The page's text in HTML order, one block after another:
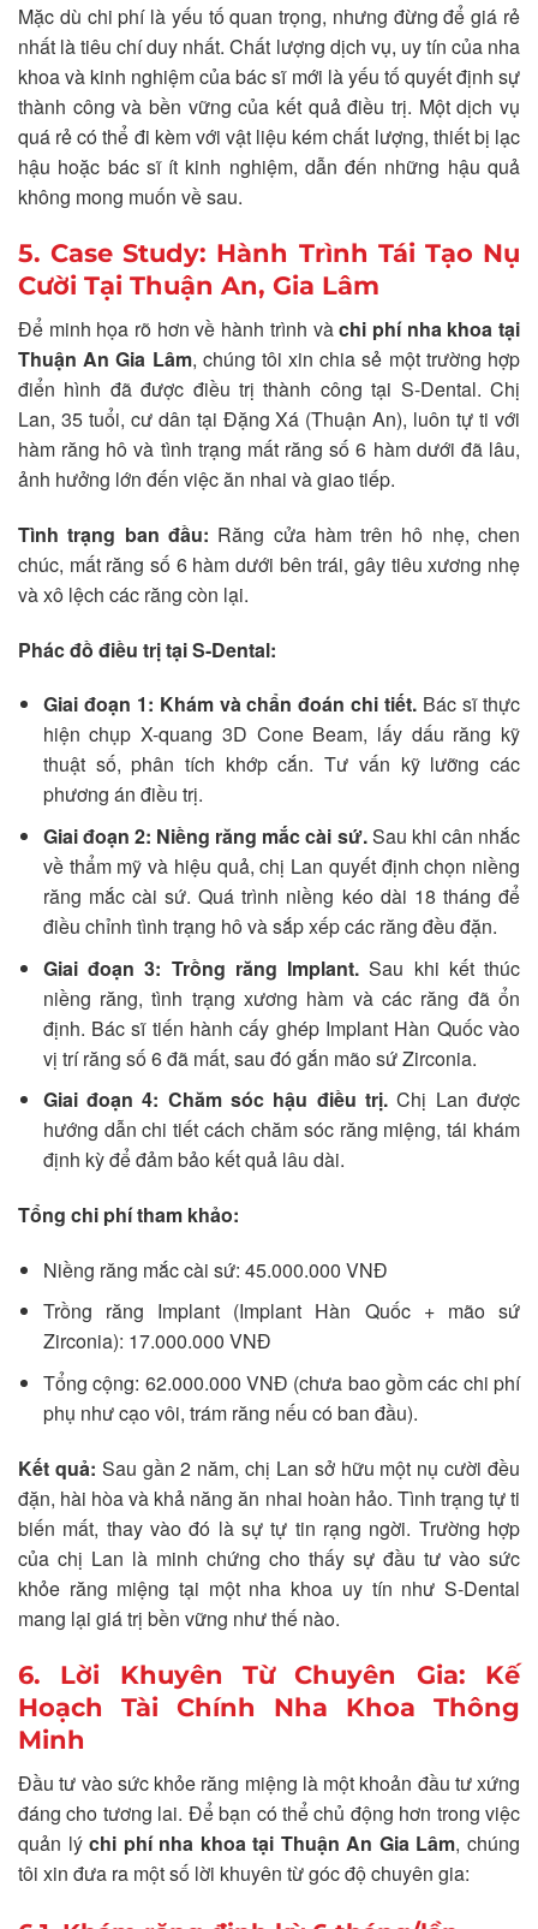
Mặc dù chi phí là yếu tố quan trọng, nhưng đừng để giá rẻ
nhất là tiêu chí duy nhất. Chất lượng dịch vụ, uy tín của nha
khoa và kinh nghiệm của bác sĩ mới là yếu tố quyết định sự
thành công và bền vững của kết quả điều trị. Một dịch vụ
quá rẻ có thể đi kèm với vật liệu kém chất lượng, thiết bị lạc
hậu hoặc bác sĩ ít kinh nghiệm, dẫn đến những hậu quả
không mong muốn về sau.
5. Case Study: Hành Trình Tái Tạo Nụ
Cười Tại Thuận An, Gia Lâm
Để minh họa rõ hơn về hành trình vàchi phí nha khoa tại
Thuận An Gia Lâm, chúng tôi xin chia sẻ một trường hợp
điển hình đã được điều trị thành công tại S-Dental. Chị
Lan, 35 tuổi, cư dân tại Đặng Xá (Thuận An), luôn tự ti với
hàm răng hô và tình trạng mất răng số 6 hàm dưới đã lâu,
ảnh hưởng lớn đến việc ăn nhai và giao tiếp.
Tình trạng ban đầu: Răng cửa hàm trên hô nhẹ, chen
chúc, mất răng số 6 hàm dưới bên trái, gây tiêu xương nhẹ
và xô lệch các răng còn lại.
Phác đồ điều trị tại S-Dental:
Giai đoạn 1: Khám và chẩn đoán chi tiết. Bác sĩ thực
hiện chụp X-quang 3D Cone Beam, lấy dấu răng kỹ
thuật số, phân tích khớp cắn. Tư vấn kỹ lưỡng các
phương án điều trị.
Giai đoạn 2: Niềng răng mắc cài sứ.Sau khi cân nhắc
về thẩm mỹ và hiệu quả, chị Lan quyết định chọn niềng
răng mắc cài sứ. Quá trình niềng kéo dài 18 tháng để
điều chỉnh tình trạng hô và sắp xếp các răng đều đặn.
Giai đoạn 3: Trồng răng Implant. Sau khi kết thúc
niềng răng, tình trạng xương hàm và các răng đã ổn
định. Bác sĩ tiến hành cấy ghép Implant Hàn Quốc vào
vị trí răng số 6 đã mất, sau đó gắn mão sứ Zirconia.
Giai đoạn 4: Chăm sóc hậu điều trị. Chị Lan được
hướng dẫn chi tiết cách chăm sóc răng miệng, tái khám
định kỳ để đảm bảo kết quả lâu dài.
Tổng chi phí tham khảo:
Niềng răng mắc cài sứ: 45.000.000 VNĐ
Trồng răng Implant (Implant Hàn Quốc + mão sứ
Zirconia): 17.000.000 VNĐ
Tổng cộng: 62.000.000 VNĐ (chưa bao gồm các chi phí
phụ như cạo vôi, trám răng nếu có ban đầu).
Kết quả: Sau gần 2 năm, chị Lan sở hữu một nụ cười đều
đặn, hài hòa và khả năng ăn nhai hoàn hảo. Tình trạng tự ti
biến mất, thay vào đó là sự tự tin rạng ngời. Trường hợp
của chị Lan là minh chứng cho thấy sự đầu tư vào sức
khỏe răng miệng tại một nha khoa uy tín như S-Dental
mang lại giá trị bền vững như thế nào.
6. Lời Khuyên Từ Chuyên Gia: Kế
Hoạch Tài Chính Nha Khoa Thông
Minh
Đầu tư vào sức khỏe răng miệng là một khoản đầu tư xứng
đáng cho tương lai. Để bạn có thể chủ động hơn trong việc
quản lýchi phí nha khoa tại Thuận An Gia Lâm, chúng
tôi xin đưa ra một số lời khuyên từ góc độ chuyên gia: